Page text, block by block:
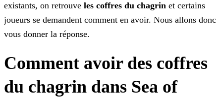
existants, on retrouve les coffres du chagrin et certains
joueurs se demandent comment en avoir. Nous allons donc
vous donner la réponse.
Comment avoir des coffres
du chagrin dans Sea of